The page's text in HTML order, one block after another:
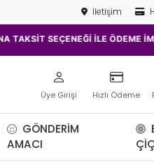
İletişim
İLE ÖDEME İMKANI!
Üye Girişi Hızlı Ödeme
GÖNDERIM
AMACI